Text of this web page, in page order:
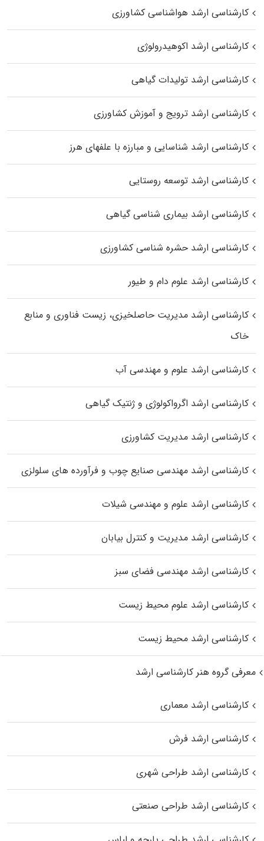
کارشناسی ارشد هواشناسی کشاورزی
کارشناسی ارشد اکوهیدرولوژی
کارشناسی ارشد تولیدات گیاهی
کارشناسی ارشد ترویج و آموزش کشاورزی
کارشناسی ارشد شناسایی و مبارزه با علفهای هرز
کارشناسی ارشد توسعه روستایی
کارشناسی ارشد بیماری‌ شناسی گیاهی
کارشناسی ارشد حشره‌ شناسی کشاورزی
کارشناسی ارشد علوم دام و طیور
کارشناسی ارشد مدیریت حاصلخیزی، زیست فناوری و منابع
خاک
کارشناسی ارشد علوم و مهندسی آب
کارشناسی ارشد اگرواکولوژی و ژنتیک گیاهی
کارشناسی ارشد مدیریت کشاورزی
کارشناسی ارشد مهندسی صنایع چوب و فرآورده‌ های سلولزی
کارشناسی ارشد علوم و مهندسی شیلات
کارشناسی ارشد مدیریت و کنترل بیابان
کارشناسی ارشد مهندسی فضای سبز
کارشناسی ارشد علوم محیط‌ زیست
کارشناسی ارشد محیط زیست
معرفی گروه هنر کارشناسی ارشد
کارشناسی ارشد معماری
کارشناسی ارشد فرش
کارشناسی ارشد طراحی شهری
کارشناسی ارشد طراحی صنعتی